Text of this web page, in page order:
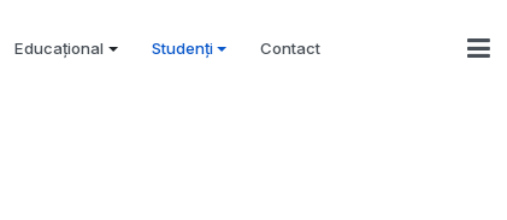
Educațional Studenți Contact